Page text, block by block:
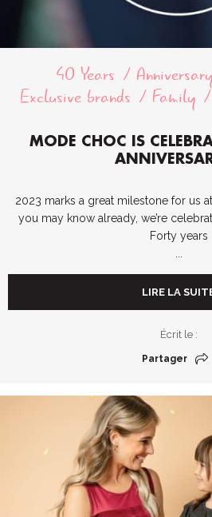
40 Years Anniversary
Exclusive brands
Family
MODE CHOC IS
2023 marks a great milestone for us
you may know already, we’re
Forty years
LIRE LA
Écrit le :
Partager